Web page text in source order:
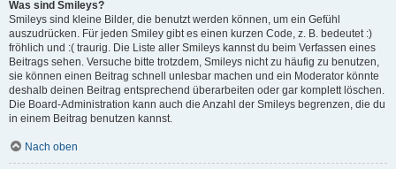
Was sind Smileys?
Smileys sind kleine Bilder, die benutzt werden können, um ein Gefühl
auszudrücken. Für jeden Smiley gibt es einen kurzen Code, z. B. bedeutet :)
fröhlich und :( traurig. Die Liste aller Smileys kannst du beim Verfassen eines
Beitrags sehen. Versuche bitte trotzdem, Smileys nicht zu häufig zu benutzen,
sie können einen Beitrag schnell unlesbar machen und ein Moderator könnte
deshalb deinen Beitrag entsprechend überarbeiten oder gar komplett löschen.
Die Board-Administration kann auch die Anzahl der Smileys begrenzen, die du
in einem Beitrag benutzen kannst.
Nach oben